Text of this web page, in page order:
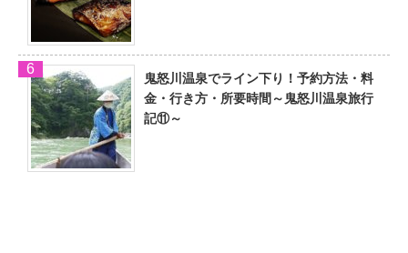
鬼怒川温泉でライン下り！予約方法・料
金・行き方・所要時間～鬼怒川温泉旅行
記⑪～